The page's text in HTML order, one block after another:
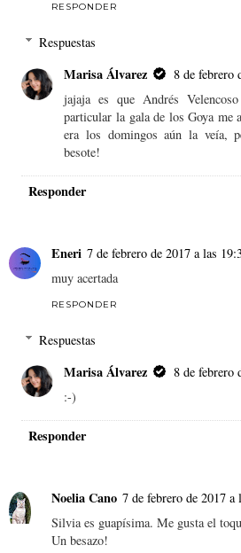
RESPONDER
Respuestas
Marisa Álvarez
8 de febrero
jajaja es que Andrés
particular la gala de los Goya me
era los domingos aún la veía,
besote!
Responder
Eneri 7 de febrero de 2017 a las
muy acertada
RESPONDER
Respuestas
Marisa Álvarez
8 de febrero
:-)
Responder
Noelia Cano 7 de febrero de 2017 a
Silvia es guapísima. Me gusta el
Un besazo!